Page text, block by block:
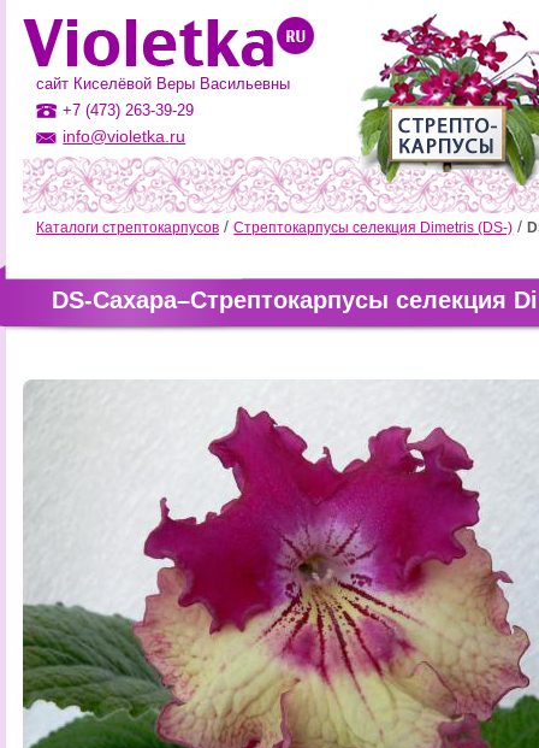
сайт Киселёвой Веры Васильевны
+7 (473) 263-39-29
info@violetka.ru
Каталоги стрептокарпусов Стрептокарпусы селекция Dimetris (DS-)
DS-Сахара–Стрептокарпусы селекция